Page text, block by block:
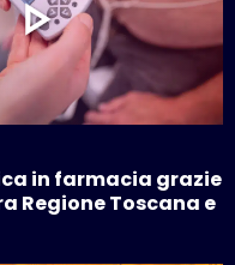
in farmacia grazie
Regione Toscana e